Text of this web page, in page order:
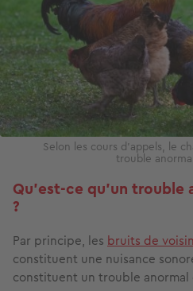
Selon les cours d'appels, le
trouble
Qu'est-ce qu'un trouble
?
Par principe, les bruits de
constituent une nuisance
constituent un trouble anormal